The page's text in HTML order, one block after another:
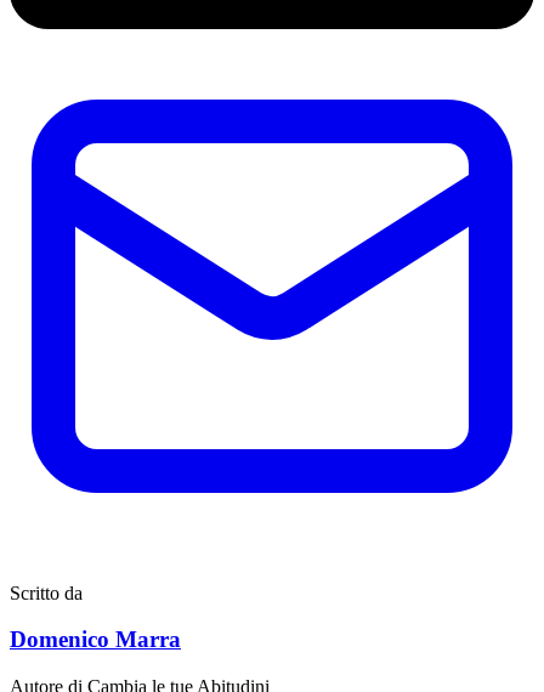
Scritto da
Domenico Marra
Autore di Cambia le tue Abitudini